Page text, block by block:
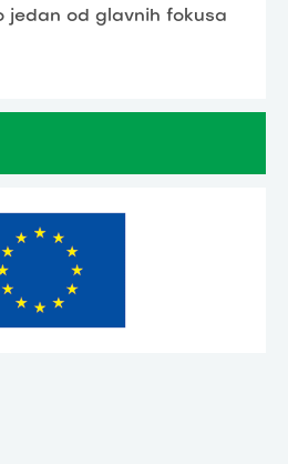
jedan od glavnih fokusa